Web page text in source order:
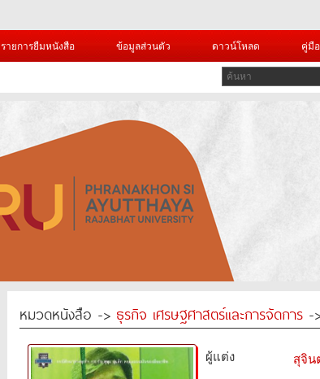
รายการยืมหนังสือ ข้อมูลส่วนตัว ดาวน์โหลด คู่มื
หมวดหนังสือ -> ธุรกิจ เศรษฐศาสตร์และการจัดการ -
ผู้แต่ง
สุจิน